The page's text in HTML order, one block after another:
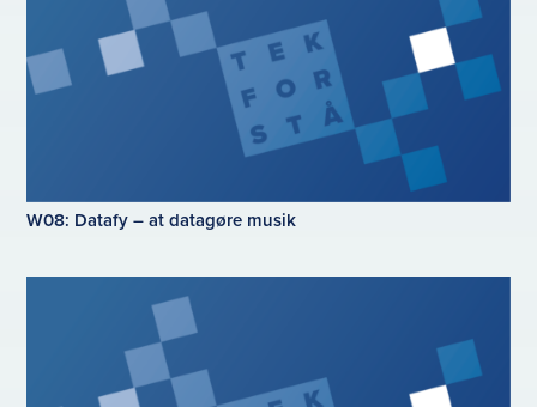
W08: Datafy – at datagøre musik